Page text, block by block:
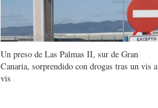
Un preso de Las Palmas II, sur de Gran
Canaria, sorprendido con drogas tras un vis a
vis